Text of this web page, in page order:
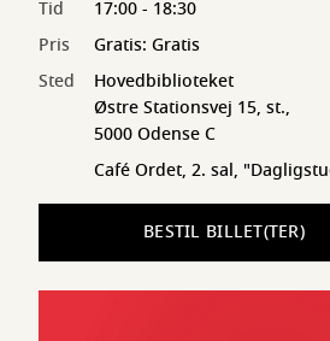
Tid
17:00 - 18:30
Pris
Gratis: Gratis
Sted
Hovedbiblioteket
Østre Stationsvej 15, st.,
5000 Odense C
Café Ordet, 2. sal,
BESTIL BILLET(TER)